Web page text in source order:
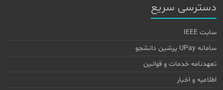
دسترسی سریع
سایت IEEE
سامانه UPay پرشین دانشجو
تعهدنامه خدمات و قوانین
اطلاعیه و اخبار